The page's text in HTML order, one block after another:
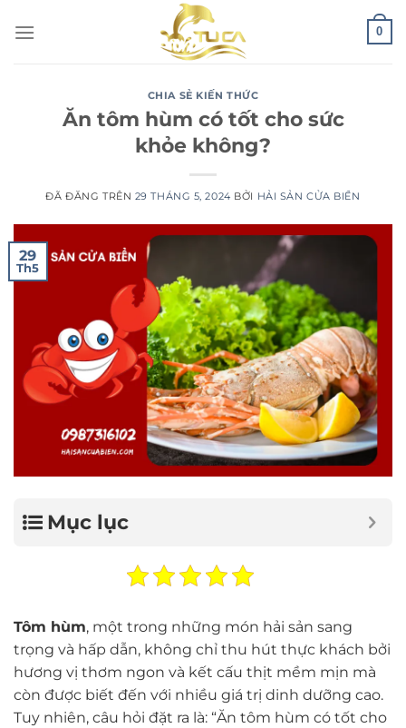
đến
0
CHIA SẺ KIẾN THỨC
Ăn tôm hùm có tốt cho sức
khỏe không?
ĐÃ ĐĂNG TRÊN 29 THÁNG 5, 2024 BỞI HẢI SẢN CỬA BIỂN
29
Th5
Mục lục
Tôm hùm, một trong những món hải sản sang
trọng và hấp dẫn, không chỉ thu hút thực khách bởi
hương vị thơm ngon và kết cấu thịt mềm mịn mà
còn được biết đến với nhiều giá trị dinh dưỡng cao.
Tuy nhiên, câu hỏi đặt ra là: “Ăn tôm hùm có tốt cho